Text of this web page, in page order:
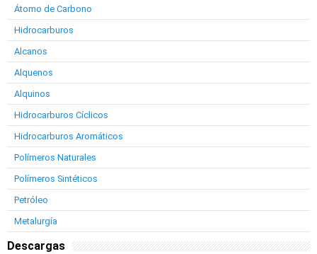
Átomo de Carbono
Hidrocarburos
Alcanos
Alquenos
Alquinos
Hidrocarburos Cíclicos
Hidrocarburos Aromáticos
Polímeros Naturales
Polímeros Sintéticos
Petróleo
Metalurgía
Descargas